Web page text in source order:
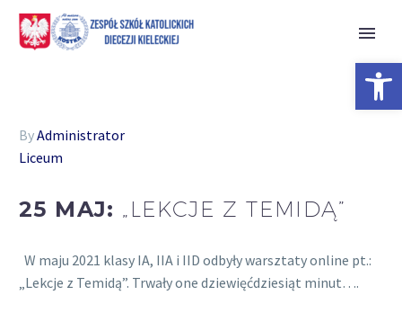
ByAdministrator
Liceum
25 MAJ: „LEKCJE Z TEMIDĄ”
W maju 2021 klasy IA, IIA i IID odbyły warsztaty online pt.:
„Lekcje z Temidą”. Trwały one dziewięćdziesiąt minut….